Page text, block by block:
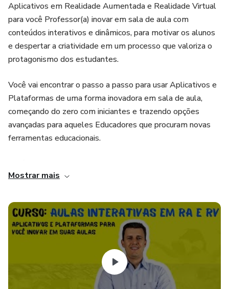
Aplicativos em Realidade Aumentada e Realidade Virtual
para você Professor(a) inovar em sala de aula com
conteúdos interativos e dinâmicos, para motivar os alunos
e despertar a criatividade em um processo que valoriza o
protagonismo dos estudantes.
Você vai encontrar o passo a passo para usar Aplicativos e
Plataformas de uma forma inovadora em sala de aula,
começando do zero com iniciantes e trazendo opções
avançadas para aqueles Educadores que procuram novas
ferramentas educacionais.
Plataformas: Merge Cube, Quiver Vision, Quiver Masks,
CoSpacesEdu. Mais duas Aulas Bônus sobre como Gravar a
Tela do seu Smartphone e outra sobre como criar e usar
QR Code para dar mais dinâmica em suas aulas.
Mostrar mais